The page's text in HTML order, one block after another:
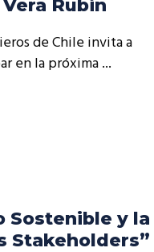
Rubin
de Chile invita a
en la próxima
Sostenible y la
Stakeholders”